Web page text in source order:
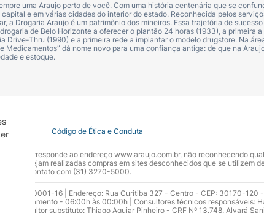
uma Araujo perto de você. Com uma história centenária que se
e em várias cidades do interior do estado. Reconhecida pelos
a Drogaria Araujo é um patrimônio dos mineiros. Essa trajetória de
de Belo Horizonte a oferecer o plantão 24 horas (1933), a primeira
Drive-Thru (1990) e a primeira rede a implantar o modelo drugstore. Na
Medicamentos” dá nome novo para uma confiança antiga: de que na
e estoque.
Covid-19 Código de Ética e Conduta
oficial corresponde ao endereço www.araujo.com.br, não reconhecendo
não sejam realizadas compras em sites desconhecidos que se utilizem
em contato com (31) 3270-5000.
16 | Endereço: Rua Curitiba 327 - Centro - CEP: 30170-
- 06:00h às 00:00h | Consultores técnicos responsáveis:
- Consultor substituto: Thiago Aguiar Pinheiro - CRF Nº 13.748. Alvará